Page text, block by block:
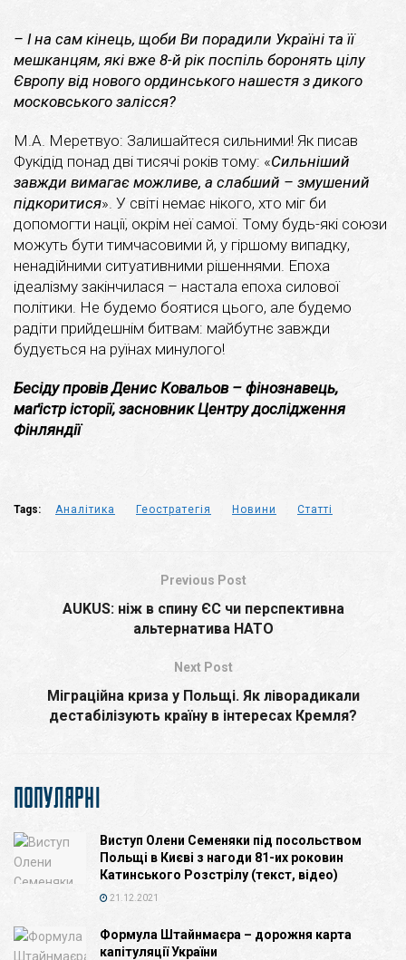
– І на сам кінець, щоби Ви порадили Україні та її
мешканцям, які вже 8-й рік поспіль боронять цілу
Європу від нового ординського нашестя з дикого
московського залісся?
М.А. Меретвуо: Залишайтеся сильними! Як писав
Фукідід понад дві тисячі років тому: «Cильнiший
завжди вимагає можливе, а слабший – змушений
підкоритися». У світі немає нікого, хто міг би
допомогти нації, окрім неї самої. Тому будь-які союзи
можуть бути тимчасовими й, у гіршому випадку,
ненадійними ситуативними рішеннями. Епоха
ідеалізму закінчилася – настала епоха силової
політики. Не будемо боятися цього, але будемо
радіти прийдешнім битвам: майбутнє завжди
будується на руїнах минулого!
Бесіду провів Денис Ковальов – фінознавець,
маґістр історії, засновник Центру дослідження
Фінляндії
Tags: Аналітика Геостратегія Новини Статті
Previous Post
AUKUS: ніж в спину ЄС чи перспективна
альтернатива НАТО
Next Post
Міграційна криза у Польщі. Як ліворадикали
дестабілізують країну в інтересах Кремля?
ПОПУЛЯРНІ
Виступ Олени Семеняки під посольством
Польщі в Києві з нагоди 81-их роковин
Катинського Розстрілу (текст, відео)
21.12.2021
Формула Штайнмаєра – дорожня карта
капітуляції України